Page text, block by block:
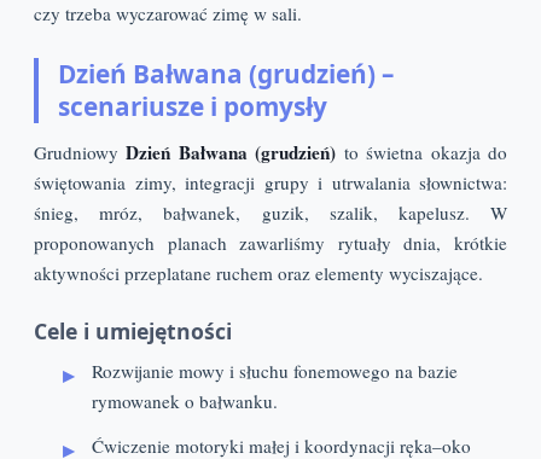
czy trzeba wyczarować zimę w sali.
Dzień Bałwana (grudzień) –
scenariusze i pomysły
GrudniowyDzień Bałwana (grudzień) to świetna okazja do
świętowania zimy, integracji grupy i utrwalania słownictwa:
śnieg, mróz, bałwanek, guzik, szalik, kapelusz. W
proponowanych planach zawarliśmy rytuały dnia, krótkie
aktywności przeplatane ruchem oraz elementy wyciszające.
Cele i umiejętności
Rozwijanie mowy i słuchu fonemowego na bazie
rymowanek o bałwanku.
Ćwiczenie motoryki małej i koordynacji ręka–oko